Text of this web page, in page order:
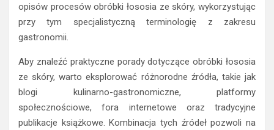
opisów procesów obróbki łososia ze skóry, wykorzystując
przy tym specjalistyczną terminologię z zakresu
gastronomii.
Aby znaleźć praktyczne porady dotyczące obróbki łososia
ze skóry, warto eksplorować różnorodne źródła, takie jak
blogi kulinarno-gastronomiczne, platformy
społecznościowe, fora internetowe oraz tradycyjne
publikacje książkowe. Kombinacja tych źródeł pozwoli na